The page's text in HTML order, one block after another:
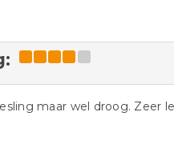
maar wel droog. Zeer